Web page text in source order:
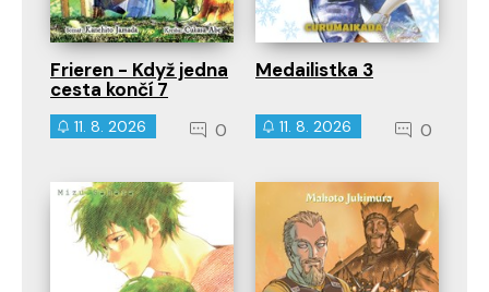
Frieren - Když jedna
cesta končí 7
11. 8. 2026 0
Medailistka 3
11. 8. 2026 0